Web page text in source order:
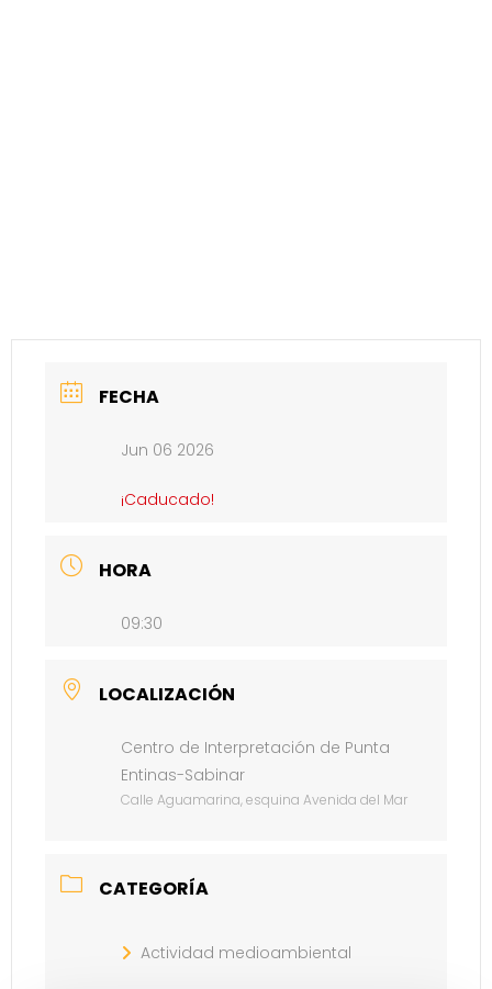
FECHA
Jun 06 2026
¡Caducado!
HORA
09:30
LOCALIZACIÓN
Centro de Interpretación de Punta
Entinas-Sabinar
Calle Aguamarina, esquina Avenida del Mar
CATEGORÍA
Actividad medioambiental